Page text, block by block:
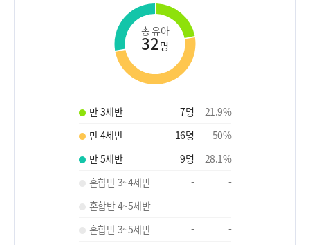
총 유아
32명
만 3세반 7명 21.9%
만 4세반
16명 50%
만 5세반
9명 28.1%
혼합반 3~4세반
-
-
혼합반 4~5세반
-
-
혼합반 3~5세반
-
-